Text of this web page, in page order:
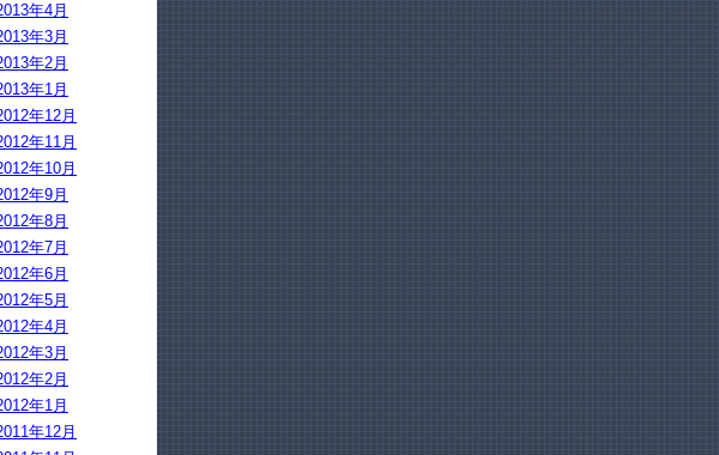
年4月
年3月
年2月
年1月
年12月
年11月
年10月
年9月
年8月
年7月
年6月
年5月
年4月
年3月
年2月
年1月
年12月